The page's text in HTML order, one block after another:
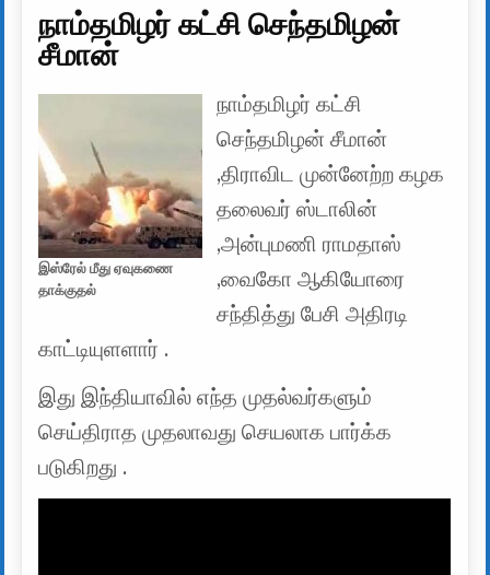
நாம்தமிழர் கட்சி செந்தமிழன்
சீமான்
இஸ்ரேல் மீது ஏவுகணை
தாக்குதல்
நாம்தமிழர் கட்சி
செந்தமிழன் சீமான்
,திராவிட முன்னேற்ற கழக
தலைவர் ஸ்டாலின்
,அன்புமணி ராமதாஸ்
,வைகோ ஆகியோரை
சந்தித்து பேசி அதிரடி
காட்டியுளளார் .
இது இந்தியாவில் எந்த முதல்வர்களும்
செய்திராத முதலாவது செயலாக பார்க்க
படுகிறது .